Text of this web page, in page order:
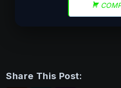
Share This Post: